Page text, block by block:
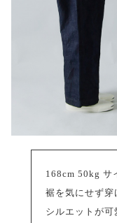
168cm 50kg サ
裾を気にせず穿
シルエットが可